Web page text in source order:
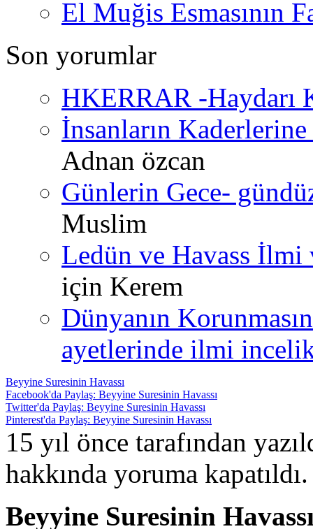
El Muğis Esmasının
Son yorumlar
HKERRAR -Haydarı
İnsanların
Adnan özcan
Günlerin Gece-
Muslim
Ledün ve Havass İlmi
için Kerem
Dünyanın
ayetlerinde ilmi
Beyyine Suresinin Havassı
Facebook'da Paylaş: Beyyine Suresinin Havassı
Twitter'da Paylaş: Beyyine Suresinin Havassı
Pinterest'da Paylaş: Beyyine Suresinin Havassı
15 yıl önce tarafından
hakkında yoruma kapatıldı.
Beyyine Suresinin